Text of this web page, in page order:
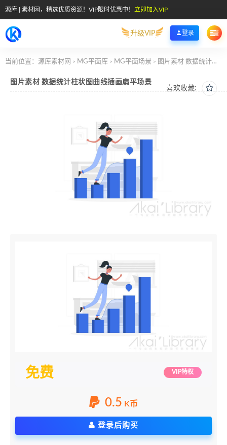
源库 | 素材网，精选优质资源！VIP限时优惠中！ 立即加入VIP
升级VIP 登录
当前位置： 源库素材网 > MG平面库 > MG平面场景 > 图片素材 数据统计柱状图曲线插画扁平场景
喜欢收藏:
图片素材 数据统计柱状图曲线插画扁平场景
免费 VIP特权
0.5 K币
登录后购买